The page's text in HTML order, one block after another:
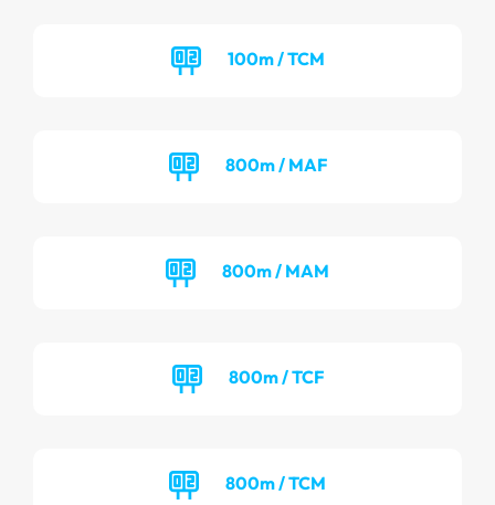
100m / TCM
800m / MAF
800m / MAM
800m / TCF
800m / TCM